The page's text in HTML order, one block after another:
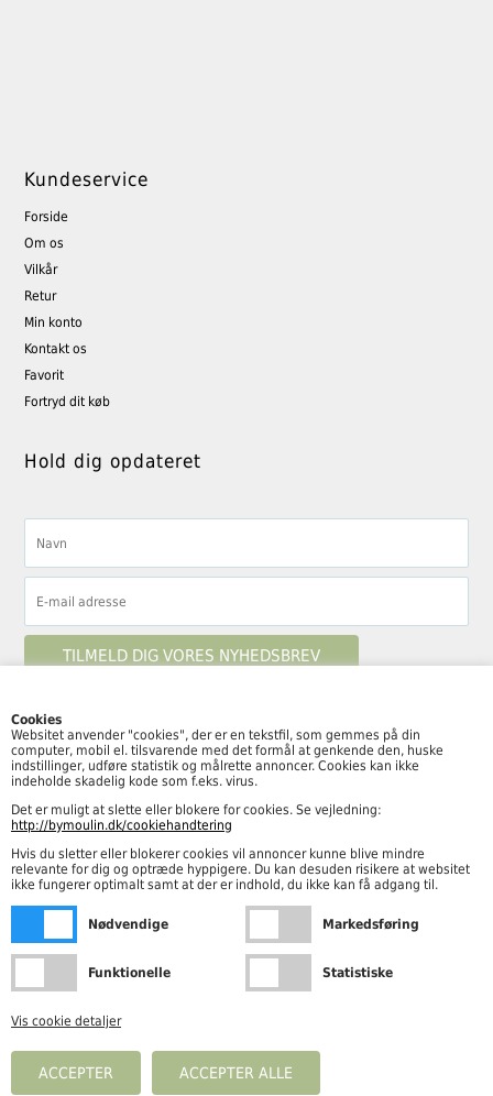
Cookies
Websitet anvender "cookies", der er en tekstfil, som gemmes på din
computer, mobil el. tilsvarende med det formål at genkende den, huske
indstillinger, udføre statistik og målrette annoncer. Cookies kan ikke
indeholde skadelig kode som f.eks. virus.
Det er muligt at slette eller blokere for cookies. Se vejledning:
http://bymoulin.dk/cookiehandtering
Hvis du sletter eller blokerer cookies vil annoncer kunne blive mindre
relevante for dig og optræde hyppigere. Du kan desuden risikere at websitet
ikke fungerer optimalt samt at der er indhold, du ikke kan få adgang til.
Nødvendige Markedsføring
Funktionelle Statistiske
Vis cookie detaljer
Kundeservice
Forside
Om os
Vilkår
Retur
Min konto
Kontakt os
Favorit
Fortryd dit køb
Hold dig opdateret
Følg By Moulin her
Åbningstider
Mandag – fredag kl. 10.00-18.00
Lørdag kl. 10.00-15.00